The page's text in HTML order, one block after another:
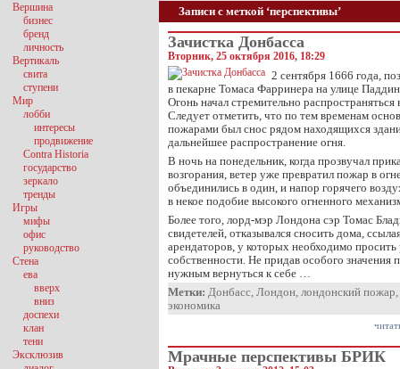
Записи с меткой ‘перспективы’
Зачистка Донбасса
Вторник, 25 октября 2016, 18:29
2 сентября 1666 года,
в пекарне Томаса Фарринера на улице
Огонь начал стремительно
Следует отметить, что по тем временам
пожарами был снос рядом находящихся
дальнейшее распространение огня.
В ночь на понедельник, когда прозвучал
возгорания, ветер уже превратил пожар в
объединились в один, и напор горячего
в некое подобие высокого огненного
Более того, лорд-мэр Лондона сэр Томас
свидетелей, отказывался сносить дома,
арендаторов, у которых необходимо
собственности. Не придав особого значения
нужным вернуться к себе …
Метки: Донбасс, Лондон, лондонский пожар,
экономика
Мрачные перспективы БРИК
Вершина
бизнес
бренд
личность
Вертикаль
свита
ступени
Мир
лобби
интересы
продвижение
Contra Historia
государство
зеркало
тренды
Игры
мифы
офис
руководство
Стена
ева
вверх
вниз
доспехи
клан
тени
Эксклюзив